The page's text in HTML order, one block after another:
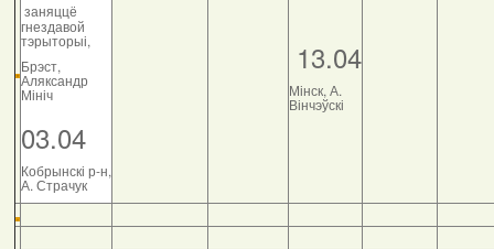
заняццё
гнездавой
тэрыторыі,
Брэст,
Аляксандр
Мініч
03.04
Кобрынскі р-н,
А. Страчук
13.04
Мінск, А.
Вінчэўскі